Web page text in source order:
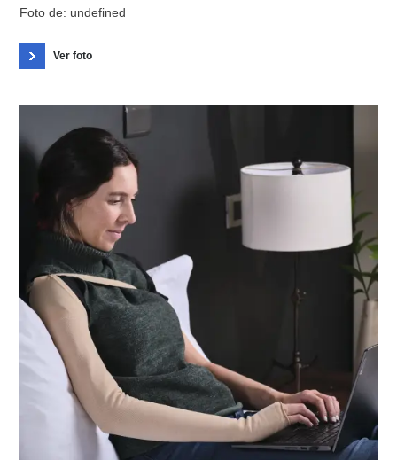
Foto de: undefined
Ver foto